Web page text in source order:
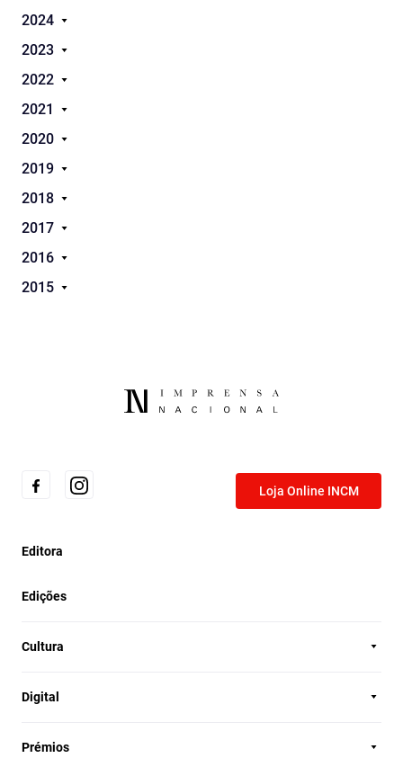
2024
2023
2022
2021
2020
2019
2018
2017
2016
2015
Loja Online INCM
Editora
Edições
Cultura
Digital
Prémios